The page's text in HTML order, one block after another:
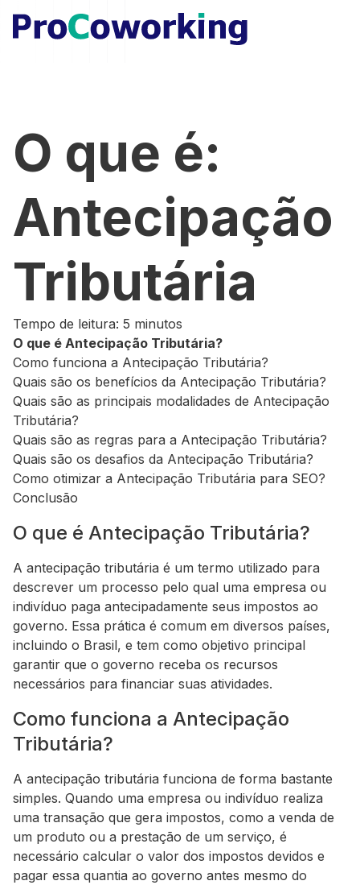
O que é:
Antecipação
Tributária
Tempo de leitura: 5 minutos
O que é Antecipação Tributária?
Como funciona a Antecipação Tributária?
Quais são os benefícios da Antecipação Tributária?
Quais são as principais modalidades de Antecipação
Tributária?
Quais são as regras para a Antecipação Tributária?
Quais são os desafios da Antecipação Tributária?
Como otimizar a Antecipação Tributária para SEO?
Conclusão
O que é Antecipação Tributária?
A antecipação tributária é um termo utilizado para
descrever um processo pelo qual uma empresa ou
indivíduo paga antecipadamente seus impostos ao
governo. Essa prática é comum em diversos países,
incluindo o Brasil, e tem como objetivo principal
garantir que o governo receba os recursos
necessários para financiar suas atividades.
Como funciona a Antecipação
Tributária?
A antecipação tributária funciona de forma bastante
simples. Quando uma empresa ou indivíduo realiza
uma transação que gera impostos, como a venda de
um produto ou a prestação de um serviço, é
necessário calcular o valor dos impostos devidos e
pagar essa quantia ao governo antes mesmo do